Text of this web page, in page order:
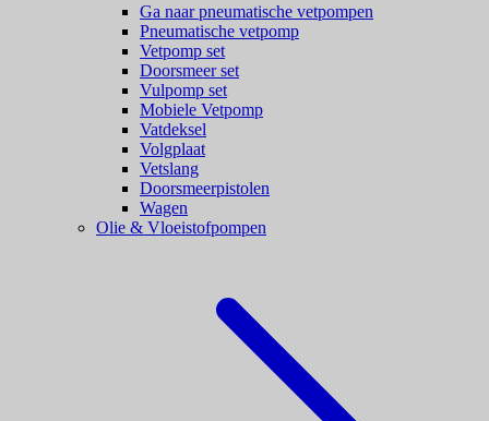
Ga naar pneumatische vetpompen
Pneumatische vetpomp
Vetpomp set
Doorsmeer set
Vulpomp set
Mobiele Vetpomp
Vatdeksel
Volgplaat
Vetslang
Doorsmeerpistolen
Wagen
Olie & Vloeistofpompen